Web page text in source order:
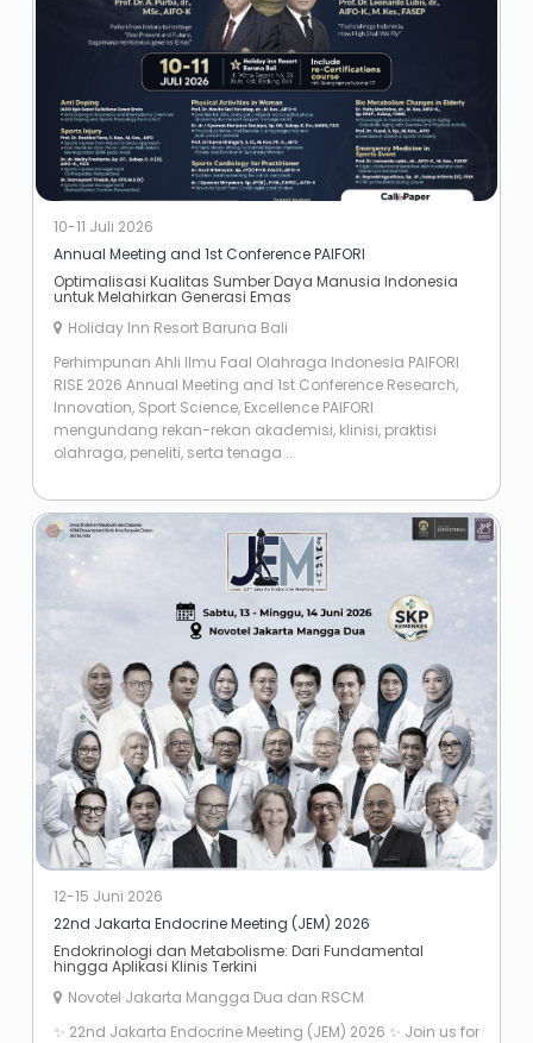
10-11 Juli 2026
Annual Meeting and 1st Conference PAIFORI
Optimalisasi Kualitas Sumber Daya Manusia Indonesia
untuk Melahirkan Generasi Emas
Holiday Inn Resort Baruna Bali
Perhimpunan Ahli Ilmu Faal Olahraga Indonesia PAIFORI
RISE 2026 Annual Meeting and 1st Conference Research,
Innovation, Sport Science, Excellence PAIFORI
mengundang rekan-rekan akademisi, klinisi, praktisi
olahraga, peneliti, serta tenaga ...
12-15 Juni 2026
22nd Jakarta Endocrine Meeting (JEM) 2026
Endokrinologi dan Metabolisme: Dari Fundamental
hingga Aplikasi Klinis Terkini
Novotel Jakarta Mangga Dua dan RSCM
✨ 22nd Jakarta Endocrine Meeting (JEM) 2026 ✨ Join us for